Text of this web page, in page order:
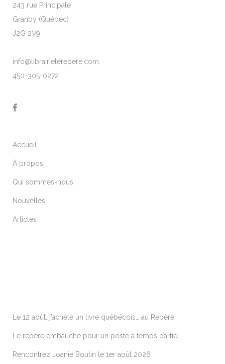
243 rue Principale
Granby (Québec)
J2G 2V9
info@librairielerepere.com
450-305-0272
Accueil
À propos
Qui sommes-nous
Nouvelles
Articles
Le 12 août, j’achète un livre québécois… au Repère
Le repère embauche pour un poste à temps partiel
Rencontrez Joanie Boutin le 1er août 2026